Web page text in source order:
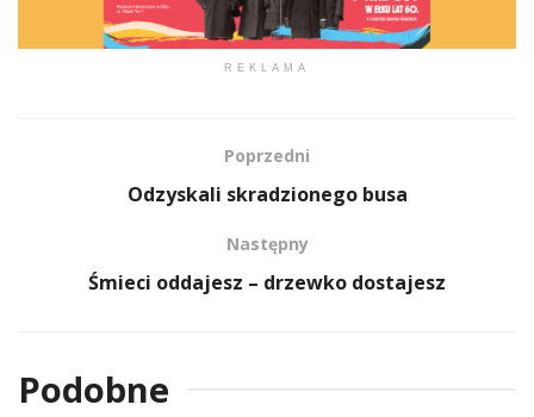
REKLAMA
Poprzedni
Odzyskali skradzionego busa
Następny
Śmieci oddajesz – drzewko dostajesz
Podobne